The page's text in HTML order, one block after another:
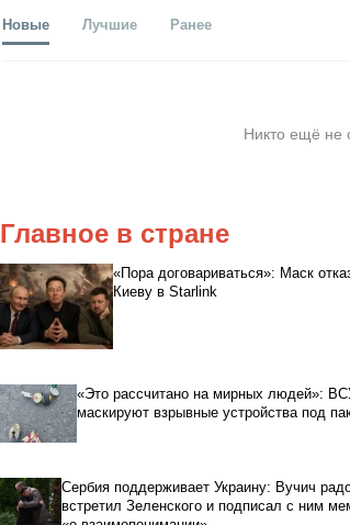
Новые Лучшие Ранее
Никто ещё не
Главное в стране
«Пора договариваться»: Маск
Киеву в Starlink
«Это рассчитано на мирных людей»:
маскируют взрывные устройства под
Сербия поддерживает Украину: Вучич
встретил Зеленского и подписал с ним